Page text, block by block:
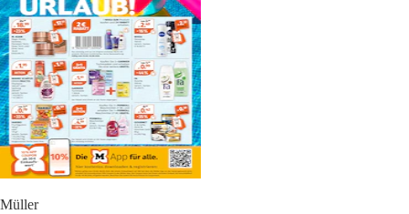
Müller